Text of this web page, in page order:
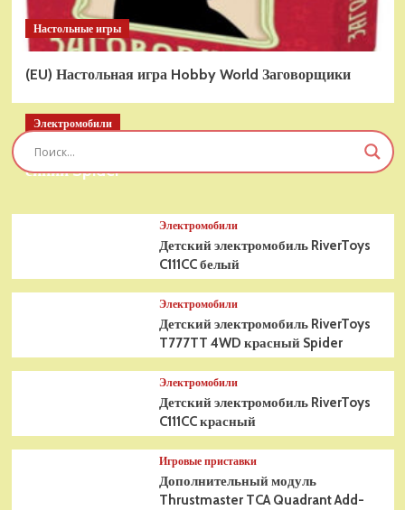
Настольные игры
(EU) Настольная игра Hobby World Заговорщики
Электромобили
Детский электромобиль RiverToys T777TT 4WD
синий Spider
Электромобили
Детский электромобиль RiverToys
C111CC белый
Электромобили
Детский электромобиль RiverToys
T777TT 4WD красный Spider
Электромобили
Детский электромобиль RiverToys
C111CC красный
Игровые приставки
Дополнительный модуль
Thrustmaster TCA Quadrant Add-